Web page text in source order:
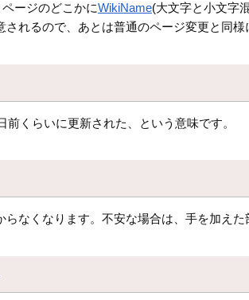
ージのどこかにWikiName(大文字と小文字
れるので、あとは普通のページ変更と同様
くらいに更新された、という意味です。
なくなります。不安な場合は、手を加え